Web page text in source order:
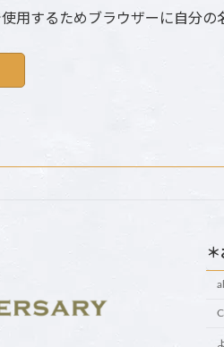
用するためブラウザーに自分の